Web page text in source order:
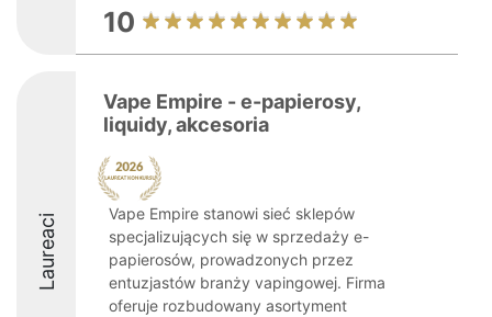
10
Laureaci
Vape Empire - e-papierosy,
liquidy, akcesoria
Vape Empire stanowi sieć sklepów
specjalizujących się w sprzedaży e-
papierosów, prowadzonych przez
entuzjastów branży vapingowej. Firma
oferuje rozbudowany asortyment